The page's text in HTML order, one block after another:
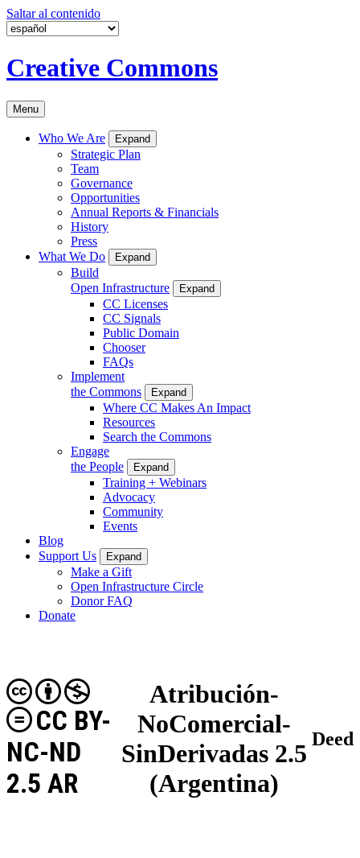
Saltar al contenido
Creative Commons
Menu
Who We Are Expand
Strategic Plan
Team
Governance
Opportunities
Annual Reports & Financials
History
Press
What We Do
Expand
Build
Open Infrastructure
Expand
CC Licenses
CC Signals
Public Domain
Chooser
FAQs
Implement
the Commons
Expand
Where CC Makes An Impact
Resources
Search the Commons
Engage
the People
Expand
Training + Webinars
Advocacy
Community
Events
Blog
Support Us
Expand
Make a Gift
Open Infrastructure Circle
Donor FAQ
Donate
Atribución-
NoComercial-
SinDerivadas 2.5
(Argentina)
CC BY-
NC-ND
2.5 AR
Deed